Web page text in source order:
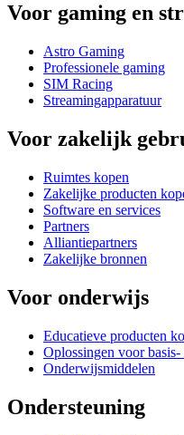
Voor gaming en
Astro Gaming
Professionele gaming
SIM Racing
Streamingapparatuur
Voor zakelijk
Ruimtes kopen
Zakelijke producten
Software en services
Partners
Alliantiepartners
Zakelijke bronnen
Voor onderwijs
Educatieve producten
Oplossingen voor
Onderwijsmiddelen
Ondersteuning